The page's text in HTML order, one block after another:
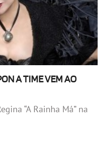
A TIME VEM AO
“A Rainha Má” na